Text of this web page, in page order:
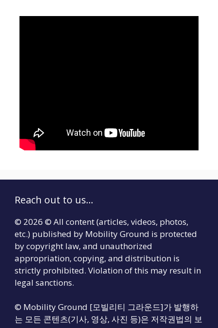
Reach out to us...
© 2026 © All content (articles, videos, photos,
etc.) published by Mobility Ground is protected
by copyright law, and unauthorized
appropriation, copying, and distribution is
strictly prohibited. Violation of this may result in
legal sanctions.
© Mobility Ground [모빌리티 그라운드]가 발행하
는 모든 콘텐츠(기사, 영상, 사진 등)은 저작권법의 보